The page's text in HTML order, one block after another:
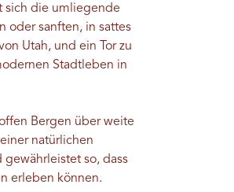
sich die umliegende
oder sanften, in sattes
Utah, und ein Tor zu
Stadtleben in
Bergen über weite
natürlichen
gewährleistet so, dass
erleben können.